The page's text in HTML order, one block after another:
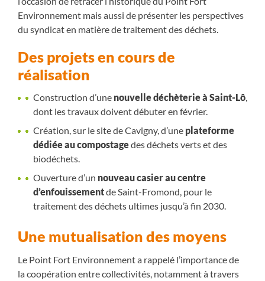
Environnement mais aussi de présenter les perspectives
du syndicat en matière de traitement des déchets.
Des projets en cours de
réalisation
Construction d’une nouvelle déchèterie à Saint-Lô,
dont les travaux doivent débuter en février.
Création, sur le site de Cavigny, d’une plateforme
dédiée au compostagedes déchets verts et des
biodéchets.
Ouverture d’un nouveau casier au centre
d’enfouissementde Saint-Fromond, pour le
traitement des déchets ultimes jusqu’à fin 2030.
Une mutualisation des moyens
Le Point Fort Environnement a rappelé l’importance de
la coopération entre collectivités, notamment à travers